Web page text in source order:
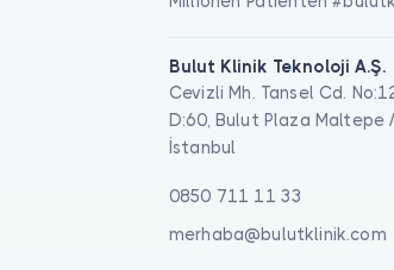
Bulut Klinik Teknoloji A.Ş.
Cevizli Mh. Tansel Cd.
D:60, Bulut Plaza Maltepe /
İstanbul
0850 711 11 33
merhaba@bulutklinik.com